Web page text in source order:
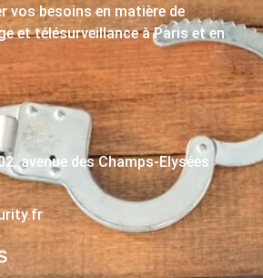
vos besoins en matière de
et télésurveillance à Paris et en
avenue des Champs-Elysées